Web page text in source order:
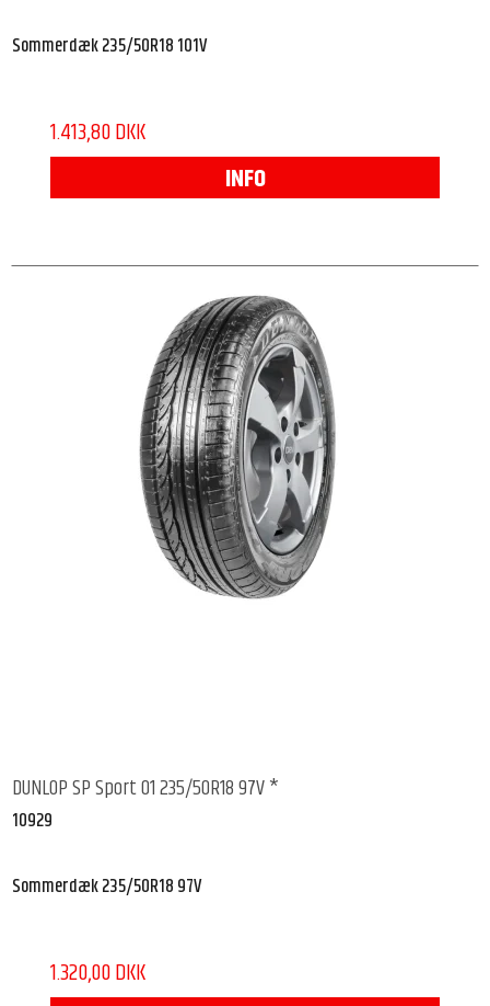
Sommerdæk 235/50R18 101V
1.413,80 DKK
INFO
DUNLOP SP Sport 01 235/50R18 97V *
10929
Sommerdæk 235/50R18 97V
1.320,00 DKK